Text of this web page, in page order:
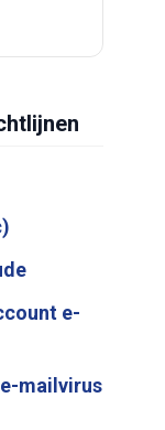
e-
mailvirus